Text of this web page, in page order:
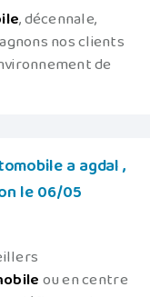
, décennale,
nos clients
de
a agdal ,
le 06/05
ou en centre